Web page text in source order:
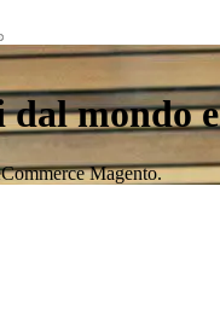
mondo
Magento.